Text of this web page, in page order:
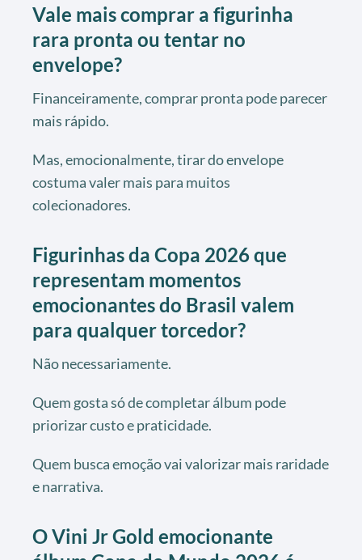
Vale mais comprar a figurinha
rara pronta ou tentar no
envelope?
Financeiramente, comprar pronta pode parecer
mais rápido.
Mas, emocionalmente, tirar do envelope
costuma valer mais para muitos
colecionadores.
Figurinhas da Copa 2026 que
representam momentos
emocionantes do Brasil valem
para qualquer torcedor?
Não necessariamente.
Quem gosta só de completar álbum pode
priorizar custo e praticidade.
Quem busca emoção vai valorizar mais raridade
e narrativa.
O Vini Jr Gold emocionante